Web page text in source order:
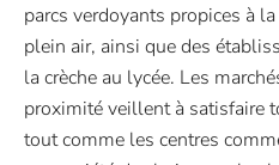
parcs verdoyants propices à
plein air, ainsi que des
la crèche au lycée. Les
proximité veillent à satisfaire
tout comme les centres